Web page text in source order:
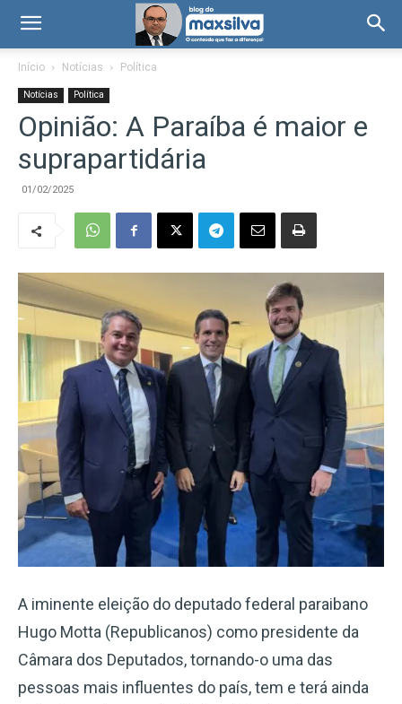
Início Notícias Política
Notícias Política
Opinião: A Paraíba é maior e
suprapartidária
01/02/2025
A iminente eleição do deputado federal paraibano
Hugo Motta (Republicanos) como presidente da
Câmara dos Deputados, tornando-o uma das
pessoas mais influentes do país, tem e terá ainda